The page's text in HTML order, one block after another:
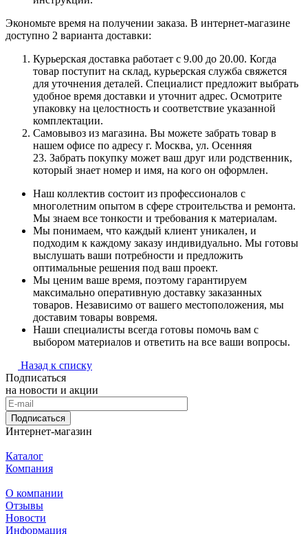
Экономьте время на получении заказа. В интернет-магазине
доступно 2 варианта доставки:
Курьерская доставка работает с 9.00 до 20.00. Когда
товар поступит на склад, курьерская служба свяжется
для уточнения деталей. Специалист предложит выбрать
удобное время доставки и уточнит адрес. Осмотрите
упаковку на целостность и соответствие указанной
комплектации.
Самовывоз из магазина. Вы можете забрать товар в
нашем офисе по адресу г. Москва, ул. Осенняя
23. Забрать покупку может ваш друг или родственник,
который знает номер и имя, на кого он оформлен.
Наш коллектив состоит из профессионалов с
многолетним опытом в сфере строительства и ремонта.
Мы знаем все тонкости и требования к материалам.
Мы понимаем, что каждый клиент уникален, и
подходим к каждому заказу индивидуально. Мы готовы
выслушать ваши потребности и предложить
оптимальные решения под ваш проект.
Мы ценим ваше время, поэтому гарантируем
максимально оперативную доставку заказанных
товаров. Независимо от вашего местоположения, мы
доставим товары вовремя.
Наши специалисты всегда готовы помочь вам с
выбором материалов и ответить на все ваши вопросы.
Назад к списку
Подписаться
на новости и акции
Подписаться
Интернет-магазин
Каталог
Компания
О компании
Отзывы
Новости
Информация